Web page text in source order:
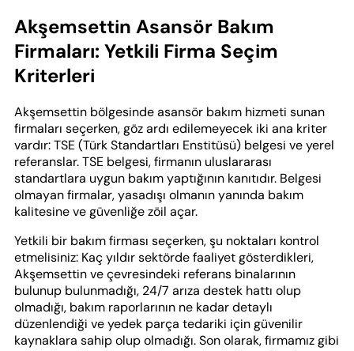
Akşemsettin Asansör Bakım
Firmaları: Yetkili Firma Seçim
Kriterleri
Akşemsettin bölgesinde asansör bakım hizmeti sunan
firmaları seçerken, göz ardı edilemeyecek iki ana kriter
vardır: TSE (Türk Standartları Enstitüsü) belgesi ve yerel
referanslar. TSE belgesi, firmanın uluslararası
standartlara uygun bakım yaptığının kanıtıdır. Belgesi
olmayan firmalar, yasadışı olmanın yanında bakım
kalitesine ve güvenliğe zöil açar.
Yetkili bir bakım firması seçerken, şu noktaları kontrol
etmelisiniz: Kaç yıldır sektörde faaliyet gösterdikleri,
Akşemsettin ve çevresindeki referans binalarının
bulunup bulunmadığı, 24/7 arıza destek hattı olup
olmadığı, bakım raporlarının ne kadar detaylı
düzenlendiği ve yedek parça tedariki için güvenilir
kaynaklara sahip olup olmadığı. Son olarak, firmamız gibi